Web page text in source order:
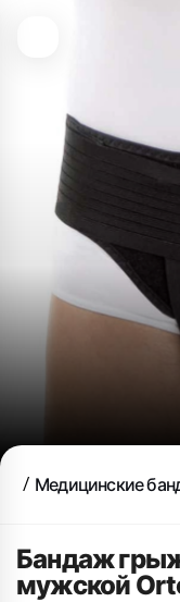
Медицинские
Бандаж
мужской